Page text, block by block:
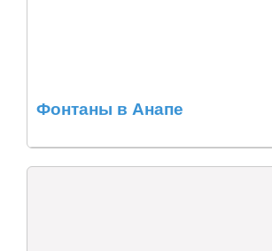
Фонтаны в Анапе